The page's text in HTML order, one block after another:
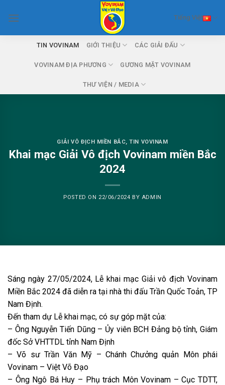
Tiếng Việt
TIN VOVINAM GIỚI THIỆU CÁC GIẢI ĐẤU
VOVINAM ĐỊA PHƯƠNG GƯƠNG MẶT VOVINAM
THƯ VIỆN / MEDIA
GIẢI VÔ ĐỊCH MIỀN BẮC,TIN VOVINAM
Khai mạc Giải Vô địch Vovinam miền Bắc
2024
POSTED ON 22/06/2024 BY ADMIN
Sáng ngày 27/05/2024, Lễ khai mạc Giải vô địch Vovinam
Miền Bắc 2024 đã diễn ra tại nhà thi đấu Trần Quốc Toản, TP
Nam Định.
Đến tham dự Lễ khai mạc, có sự góp mặt của:
– Ông Nguyễn Tiến Dũng – Ủy viên BCH Đảng bộ tỉnh, Giám
đốc Sở VHTTDL tỉnh Nam Định
– Võ sư Trần Văn Mỹ – Chánh Chưởng quản Môn phái
Vovinam – Việt Võ Đạo
– Ông Ngô Bá Huy – Phụ trách Môn Vovinam – Cục TDTT,